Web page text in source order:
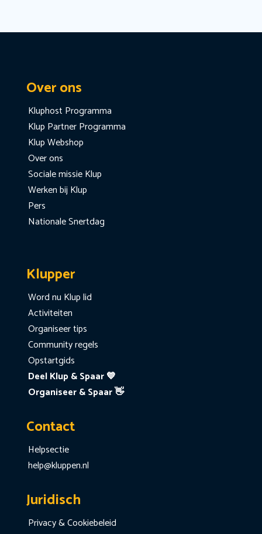
Over ons
Kluphost Programma
Klup Partner Programma
Klup Webshop
Over ons
Sociale missie Klup
Werken bij Klup
Pers
Nationale Snertdag
Klupper
Word nu Klup lid
Activiteiten
Organiseer tips
Community regels
Opstartgids
Deel Klup & Spaar 💙
Organiseer & Spaar 👋
Contact
Helpsectie
help@kluppen.nl
Juridisch
Privacy & Cookiebeleid